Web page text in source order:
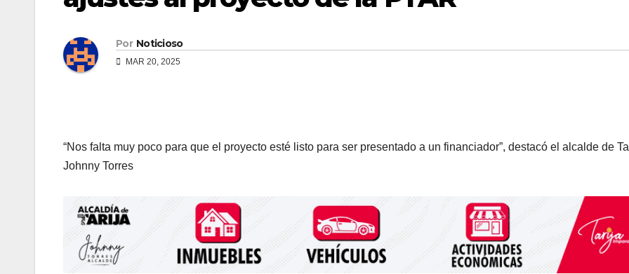
Por Noticioso
MAR 20, 2025
“Nos falta muy poco para que el proyecto esté listo para ser presentado a un financiador”, destacó el alcalde de
Johnny Torres